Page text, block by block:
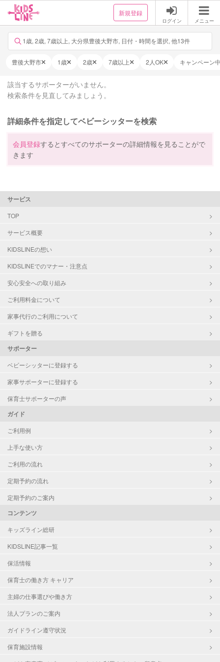
新規登録
ログイン メニュー
1歳, 2歳, 7歳以上, 大分県豊後大野市, 日付・時間を選択, 他13件
豊後大野市 1歳 2歳 7歳以上 2人OK キャンペーン
該当するサポーターがいません。
検索条件を見直してみましょう。
詳細条件を指定してベビーシッターを検索
会員登録するとすべてのサポーターの詳細情報を見ることがで
きます
サービス
TOP
サービス概要
KIDSLINEの想い
KIDSLINEでのマナー・注意点
安心安全への取り組み
ご利用料金について
家事代行のご利用について
ギフトを贈る
サポーター
ベビーシッターに登録する
家事サポーターに登録する
保育士サポーターの声
ガイド
ご利用例
上手な使い方
ご利用の流れ
定期予約の流れ
定期予約のご案内
コンテンツ
キッズライン総研
KIDSLINE記事一覧
保活情報
保育士の働き方 キャリア
主婦の仕事選びや働き方
法人プランのご案内
ガイドライン遵守状況
保育施設情報